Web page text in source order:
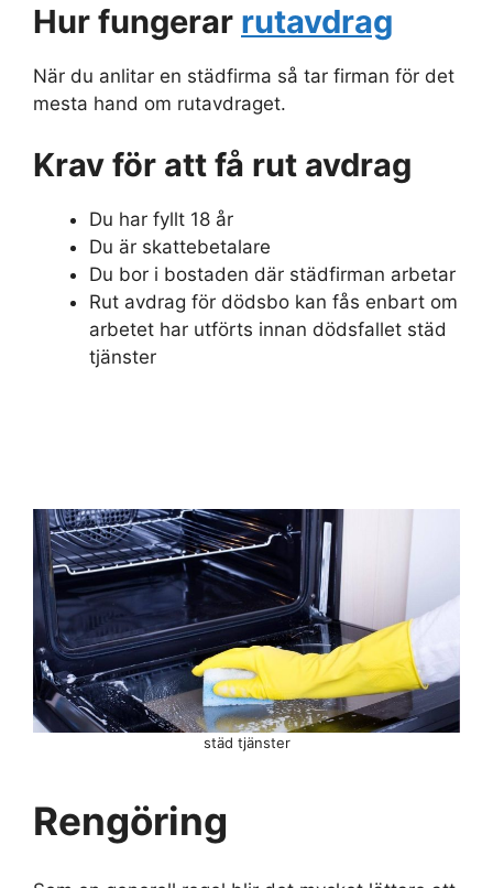
Hur fungerar rutavdrag
När du anlitar en städfirma så tar firman för det
mesta hand om rutavdraget.
Krav för att få rut avdrag
Du har fyllt 18 år
Du är skattebetalare
Du bor i bostaden där städfirman arbetar
Rut avdrag för dödsbo kan fås enbart om
arbetet har utförts innan dödsfallet städ
tjänster
städ tjänster
Rengöring